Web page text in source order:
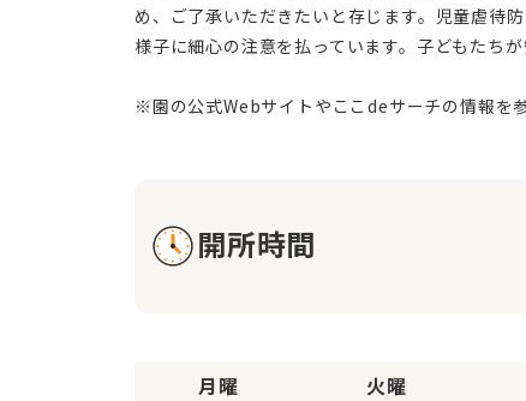
め、ご了承いただきたいと存じます。児童虐待
様子に細心の注意を払っています。子どもたち
開所時間
月曜
火曜